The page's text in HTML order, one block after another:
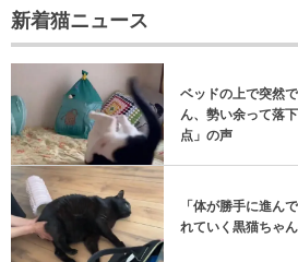
新着猫ニュース
ベッドの上で突然
ん、勢い余って落
点」の声
「体が勝手に進ん
れていく黒猫ちゃ